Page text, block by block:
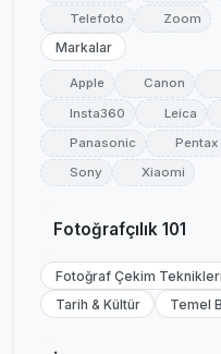
Telefoto
Zoom
Markalar
Apple Canon
Insta360
Leica
Panasonic
Pentax
Sony
Xiaomi
Fotoğrafçılık 101
Fotoğraf Çekim Teknikleri
Tarih & Kültür
Temel